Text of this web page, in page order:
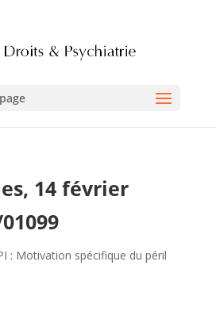
14 février
: Motivation spécifique du péril